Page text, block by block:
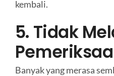
kembali.
5. Tidak
Banyak yang merasa